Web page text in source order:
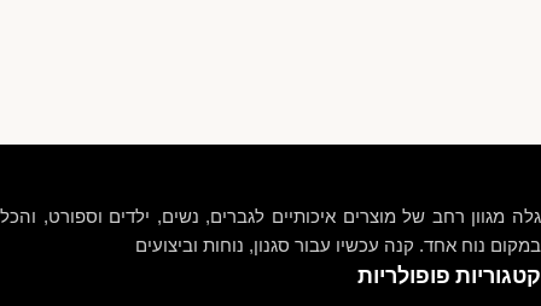
גלה מגוון רחב של מוצרים איכותיים לגברים, נשים, ילדים וספורט, והכל
במקום נוח אחד. קנה עכשיו עבור סגנון, נוחות וביצועים
קטגוריות פופולריות